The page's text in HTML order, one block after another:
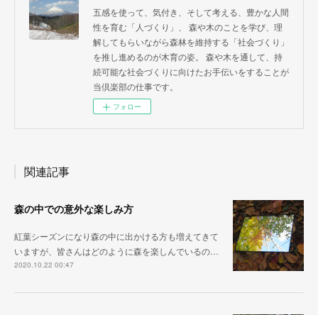
五感を使って、気付き、そして考える、豊かな人間
性を育む「人づくり」、 森や木のことを学び、理
解してもらいながら森林を維持する「社会づくり」
を推し進めるのが木育の姿。 森や木を通して、持
続可能な社会づくりに向けたお手伝いをすることが
当倶楽部の仕事です。
フォロー
関連記事
森の中での意外な楽しみ方
紅葉シーズンになり森の中に出かける方も増えてきて
いますが、皆さんはどのように森を楽しんでいるの…
2020.10.22 00:47